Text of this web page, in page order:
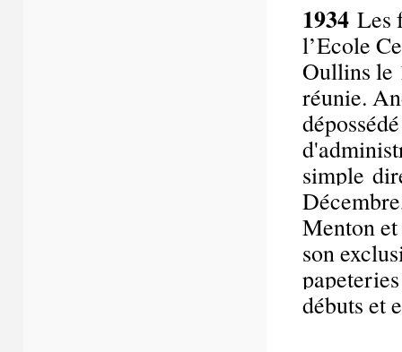
1934 Les
l’Ecole
Oullins le
réunie.
simple
Menton
son
débuts et